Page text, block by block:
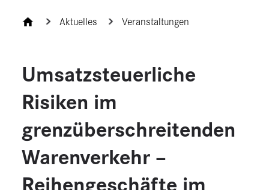
Aktuelles Veranstaltungen
Umsatzsteuerliche
Risiken im
grenzüberschreitenden
Warenverkehr –